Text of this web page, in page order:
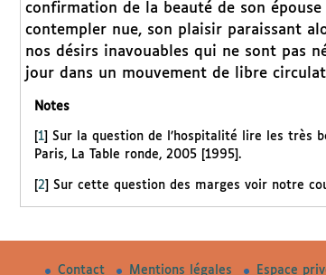
confirmation de la beauté de son
contempler nue, son plaisir paraissant
nos désirs inavouables qui ne sont pas
jour dans un mouvement de libre
Notes
1] Sur la question de l’hospitalité lire les très
Paris, La Table ronde, 2005 [1995].
[2] Sur cette question des marges voir notre
Contact Mentions légales Espace